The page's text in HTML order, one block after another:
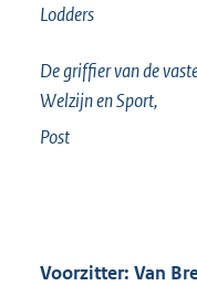
Lodders
De griffier van de
Welzijn en Sport,
Post
Voorzitter: Van